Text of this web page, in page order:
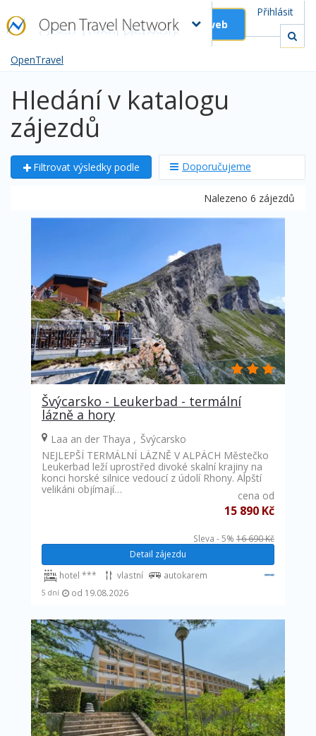
Přihlásit
Založit web
OpenTravel
Hledání v katalogu
zájezdů
Filtrovat výsledky podle Doporučujeme
Nalezeno 6 zájezdů
Švýcarsko - Leukerbad - termální
lázně a hory
Laa an der Thaya
Švýcarsko
NEJLEPŠÍ TERMÁLNÍ LÁZNĚ V ALPÁCH Městečko
Leukerbad leží uprostřed divoké skalní krajiny na
konci horské silnice vedoucí z údolí Rhony. Alpští
velikáni objímají…
cena od
15 890 Kč
Sleva - 5% 16 690 Kč
Detail zájezdu
hotel *** vlastní
autokarem
od 19.08.2026
5 dní